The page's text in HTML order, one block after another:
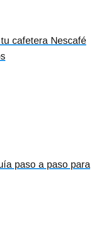
cafetera Nescafé
paso a paso para